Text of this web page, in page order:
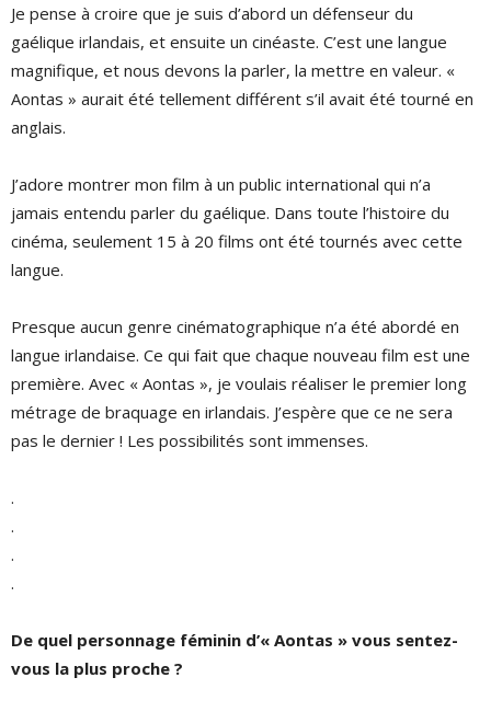
Je pense à croire que je suis d’abord un défenseur du
gaélique irlandais, et ensuite un cinéaste. C’est une langue
magnifique, et nous devons la parler, la mettre en valeur. «
Aontas » aurait été tellement différent s’il avait été tourné en
anglais.
J’adore montrer mon film à un public international qui n’a
jamais entendu parler du gaélique. Dans toute l’histoire du
cinéma, seulement 15 à 20 films ont été tournés avec cette
langue.
Presque aucun genre cinématographique n’a été abordé en
langue irlandaise. Ce qui fait que chaque nouveau film est une
première. Avec « Aontas », je voulais réaliser le premier long
métrage de braquage en irlandais. J’espère que ce ne sera
pas le dernier ! Les possibilités sont immenses.
.
.
.
.
De quel personnage féminin d’« Aontas » vous sentez-
vous la plus proche ?